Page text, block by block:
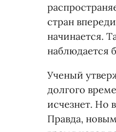
стран
начинается.
наблюдается
Ученый
долгого
исчезнет. Но
Правда,